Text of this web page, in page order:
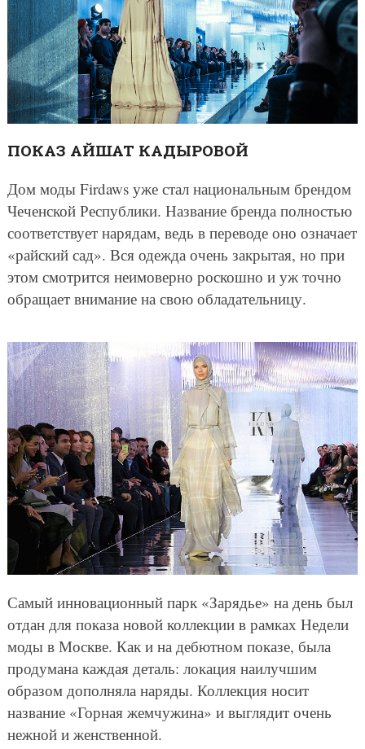
ПОКАЗ АЙШАТ КАДЫРОВОЙ
Дом моды Firdaws уже стал национальным брендом
Чеченской Республики. Название бренда полностью
соответствует нарядам, ведь в переводе оно означает
«райский сад». Вся одежда очень закрытая, но при
этом смотрится неимоверно роскошно и уж точно
обращает внимание на свою обладательницу.
Самый инновационный парк «Зарядье» на день был
отдан для показа новой коллекции в рамках Недели
моды в Москве. Как и на дебютном показе, была
продумана каждая деталь: локация наилучшим
образом дополняла наряды. Коллекция носит
название «Горная жемчужина» и выглядит очень
нежной и женственной.